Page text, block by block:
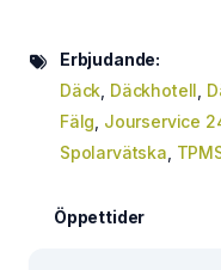
Erbjudande:
Däck Däckhotell
Fälg Jourservice
Spolarvätska
Öppettider